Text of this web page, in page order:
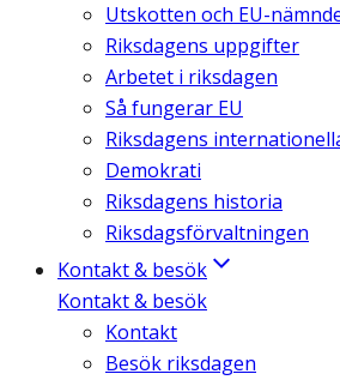
Utskotten och EU-
Riksdagens uppgifter
Arbetet i riksdagen
Så fungerar EU
Riksdagens
Demokrati
Riksdagens historia
Riksdagsförvaltningen
Kontakt & besök
Kontakt & besök
Kontakt
Besök riksdagen